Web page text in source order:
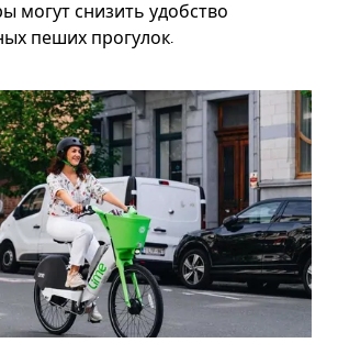
могут снизить удобство
пеших прогулок.